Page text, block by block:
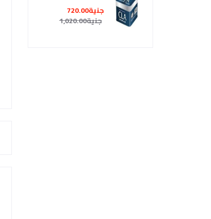
جنية720.00
جنية1,020.00